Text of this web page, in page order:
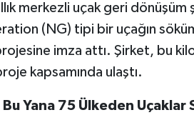
merkezli uçak geri
(NG) tipi bir uçağın
imza attı. Şirket, bu
kapsamında ulaştı.
Yana 75 Ülkeden Uçaklar